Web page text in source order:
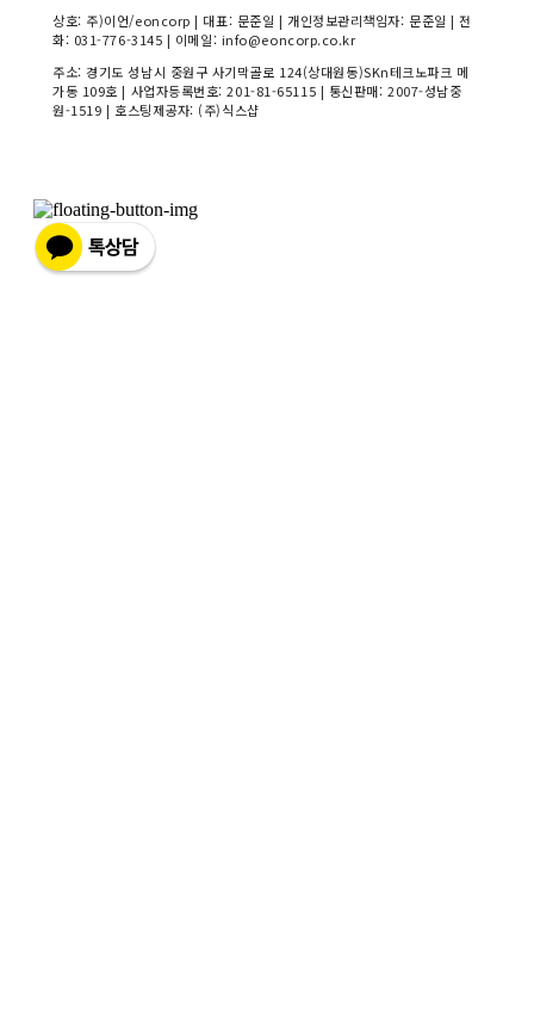
상호: 주)이언/eoncorp | 대표: 문준일 | 개인정보관리책임자: 문준일 | 전
화: 031-776-3145 | 이메일: info@eoncorp.co.kr
주소: 경기도 성남시 중원구 사기막골로 124(상대원동)SKn테크노파크 메
가동 109호 | 사업자등록번호:201-81-65115 | 통신판매:2007-성남중
원-1519 | 호스팅제공자: (주)식스샵